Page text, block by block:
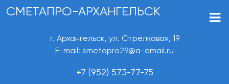
СМЕТАПРО-АРХАНГЕЛЬСК
г. Архангельск, ул. Стрелковая, 19
E-mail: smetapro29@a-email.ru
+7 (952) 573-77-75